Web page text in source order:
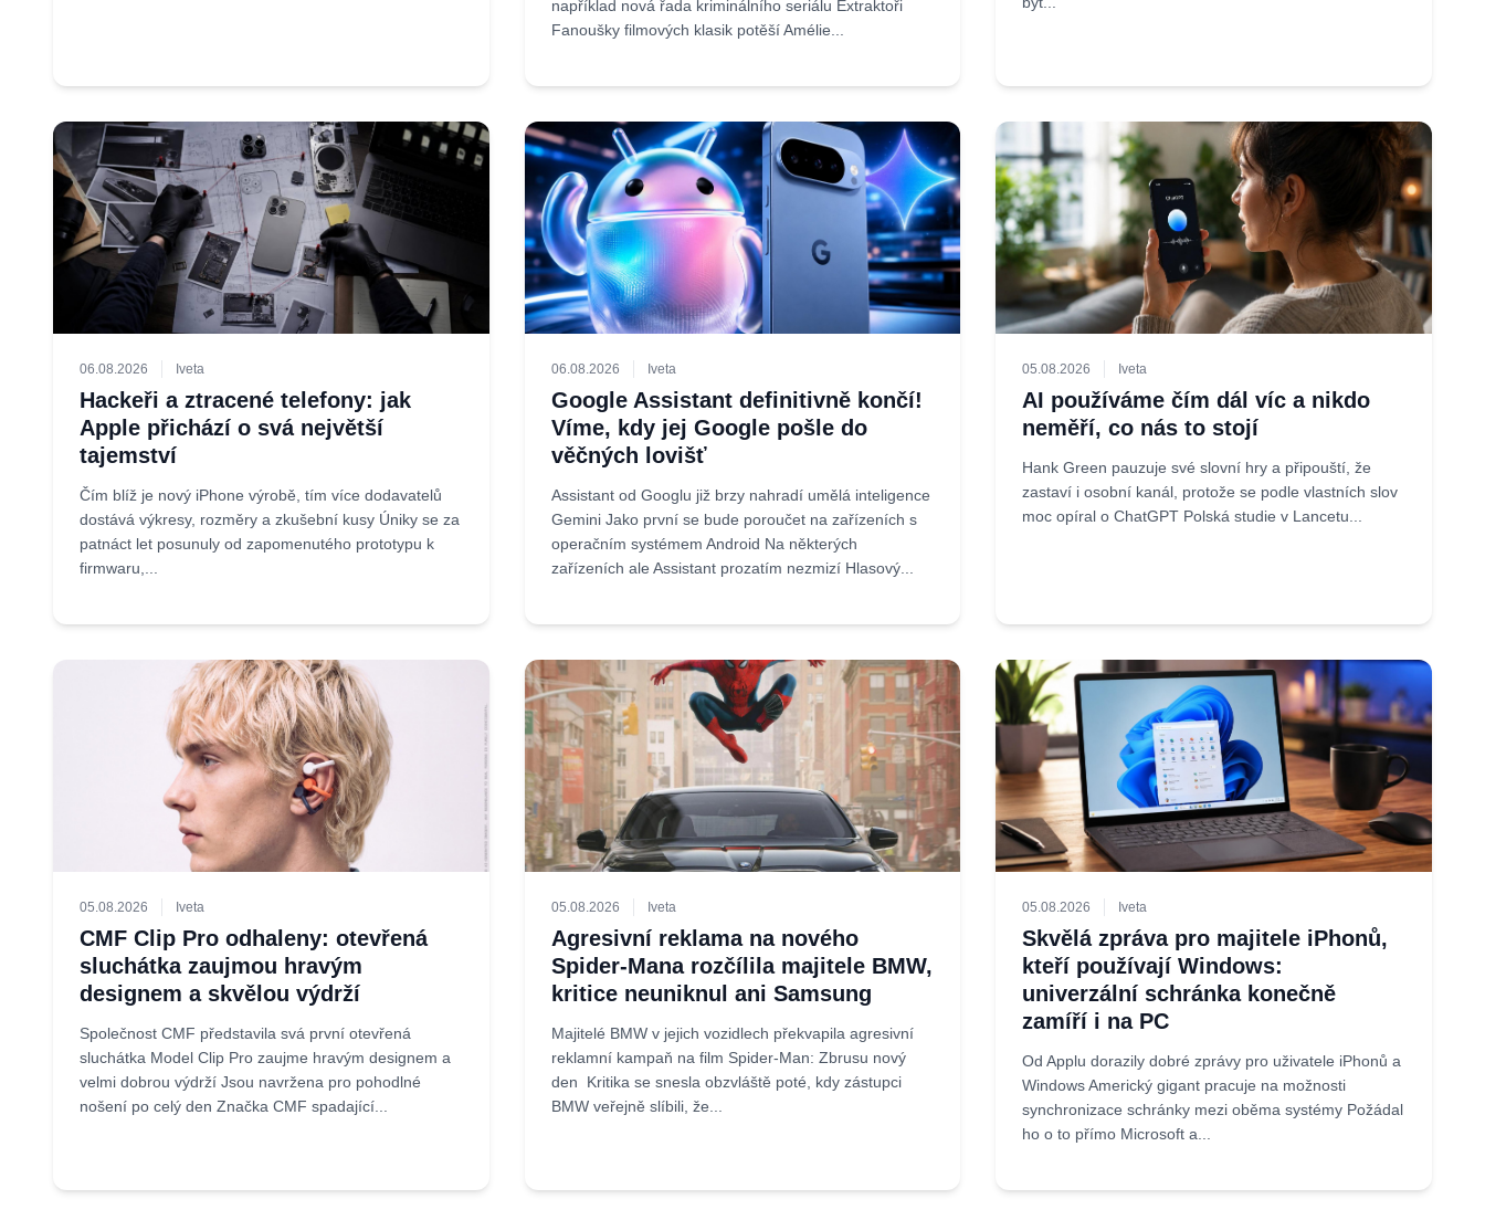
například nová řada kriminálního seriálu Extraktoři
Fanoušky filmových klasik potěší Amélie...
06.08.2026 Iveta
Hackeři a ztracené telefony: jak
Apple přichází o svá největší
tajemství
Čím blíž je nový iPhone výrobě, tím více dodavatelů
dostává výkresy, rozměry a zkušební kusy Úniky se za
patnáct let posunuly od zapomenutého prototypu k
firmwaru,...
06.08.2026 Iveta
Google Assistant definitivně končí!
Víme, kdy jej Google pošle do
věčných lovišť
Assistant od Googlu již brzy nahradí umělá inteligence
Gemini Jako první se bude poroučet na zařízeních s
operačním systémem Android Na některých
zařízeních ale Assistant prozatím nezmizí Hlasový...
05.08.2026 Iveta
AI používáme čím dál víc a nikdo
neměří, co nás to stojí
Hank Green pauzuje své slovní hry a připouští, že
zastaví i osobní kanál, protože se podle vlastních slov
moc opíral o ChatGPT Polská studie v Lancetu...
05.08.2026 Iveta
CMF Clip Pro odhaleny: otevřená
sluchátka zaujmou hravým
designem a skvělou výdrží
Společnost CMF představila svá první otevřená
sluchátka Model Clip Pro zaujme hravým designem a
velmi dobrou výdrží Jsou navržena pro pohodlné
nošení po celý den Značka CMF spadající...
05.08.2026 Iveta
Agresivní reklama na nového
Spider-Mana rozčílila majitele BMW,
kritice neuniknul ani Samsung
Majitelé BMW v jejich vozidlech překvapila agresivní
reklamní kampaň na film Spider-Man: Zbrusu nový
den Kritika se snesla obzvláště poté, kdy zástupci
BMW veřejně slíbili, že...
05.08.2026 Iveta
Skvělá zpráva pro majitele iPhonů,
kteří používají Windows:
univerzální schránka konečně
zamíří i na PC
Od Applu dorazily dobré zprávy pro uživatele iPhonů a
Windows Americký gigant pracuje na možnosti
synchronizace schránky mezi oběma systémy Požádal
ho o to přímo Microsoft a...